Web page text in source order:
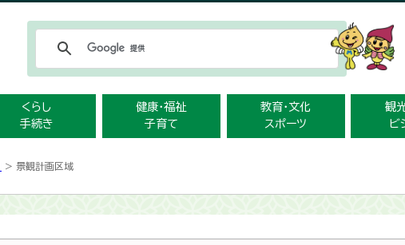
くらし
手続き
健康・福祉
子育て
教育・文化
スポーツ
観
ビ
> 景観計画区域